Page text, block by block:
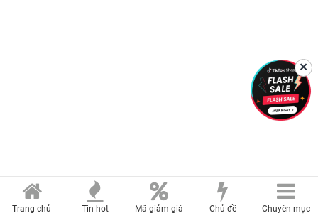
Trang chủ Tin hot Mã giảm giá Chủ đề Chuyên mục
✕